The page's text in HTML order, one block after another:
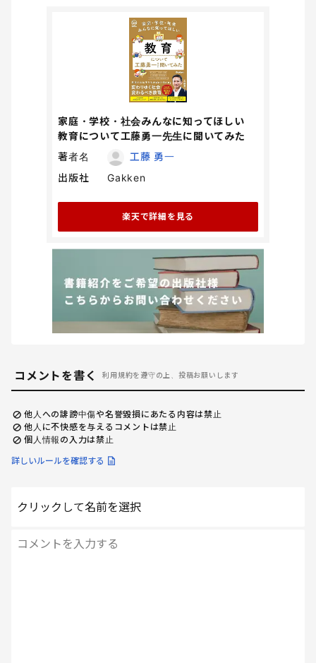
家庭・学校・社会みんなに知ってほしい
教育について工藤勇一先生に聞いてみた
著者名
工藤 勇一
出版社
Gakken
楽天で詳細を見る
コメントを書く 利用規約を遵守の上、投稿お願いします
他人への誹謗中傷や名誉毀損にあたる内容は禁止
他人に不快感を与えるコメントは禁止
個人情報の入力は禁止
詳しいルールを確認する
クリックして名前を選択